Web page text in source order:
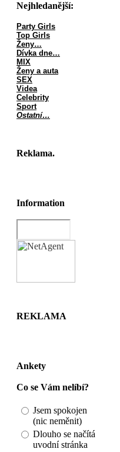
Nejhledanější:
Party Girls
Top Girls
Ženy…
Dívka dne…
MIX
Ženy a auta
SEX
Videa
Celebrity
Sport
Ostatní…
Reklama.
Information
REKLAMA
Ankety
Co se Vám nelíbí?
Jsem spokojen
(nic neměnit)
Dlouho se načítá
uvodní stránka